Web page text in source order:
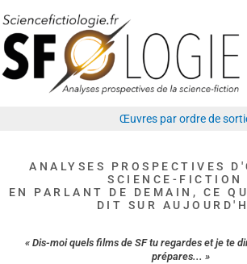
au
contenu
Œuvres par ordre de
ANALYSES PROSPECTIVES
SCIENCE-FICTION
EN PARLANT DE DEMAIN, CE
DIT SUR
« Dis-moi quels films de SF tu regardes et je te
prépares... »